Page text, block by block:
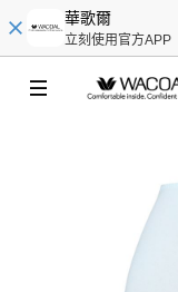
華歌爾
立刻使用官方APP